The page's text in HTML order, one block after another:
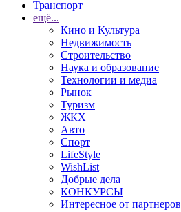
Транспорт
ещё...
Кино и Культура
Недвижимость
Строительство
Наука и образование
Технологии и медиа
Рынок
Туризм
ЖКХ
Авто
Спорт
LifeStyle
WishList
Добрые дела
КОНКУРСЫ
Интересное от партнеров